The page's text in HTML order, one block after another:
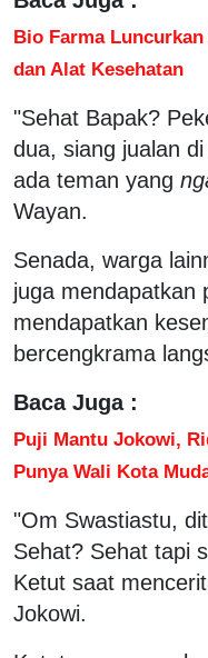
Bio Farma Luncurkan
dan Alat Kesehatan
"Sehat Bapak?
dua, siang jualan
ada teman yang
Wayan.
Senada, warga
juga mendapatkan
mendapatkan
bercengkrama
Baca Juga :
Puji Mantu Jokowi,
Punya Wali Kota
"Om Swastiastu,
Sehat? Sehat tapi
Ketut saat
Jokowi.